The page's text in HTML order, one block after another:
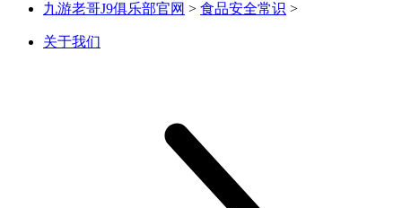
九游老哥J9俱乐部官网 > 食品安全常识 >
关于我们